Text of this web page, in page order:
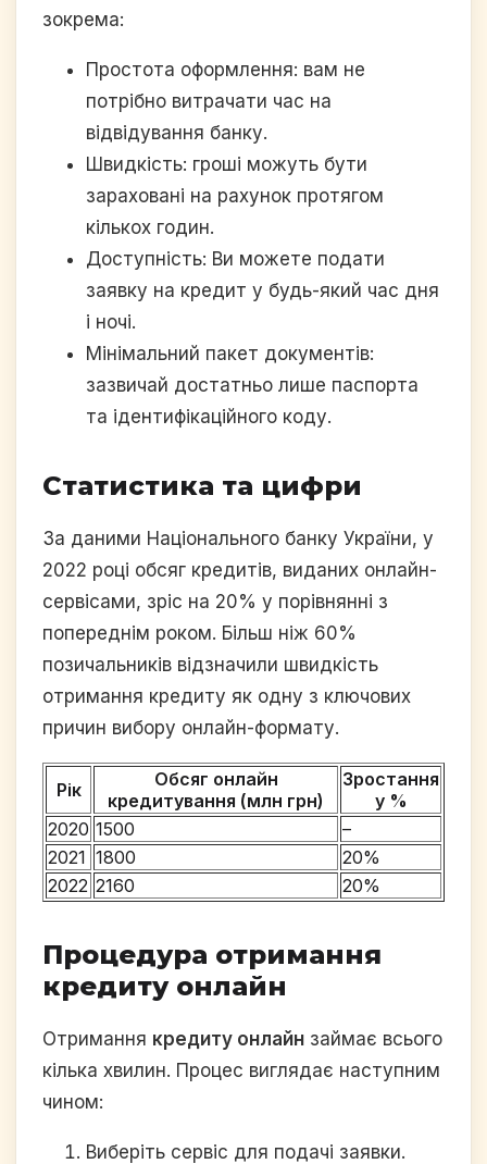
зокрема:
Простота оформлення: вам не
потрібно витрачати час на
відвідування банку.
Швидкість: гроші можуть бути
зараховані на рахунок протягом
кількох годин.
Доступність: Ви можете подати
заявку на кредит у будь-який час дня
і ночі.
Мінімальний пакет документів:
зазвичай достатньо лише паспорта
та ідентифікаційного коду.
Статистика та цифри
За даними Національного банку України, у
2022 році обсяг кредитів, виданих онлайн-
сервісами, зріс на 20% у порівнянні з
попереднім роком. Більш ніж 60%
позичальників відзначили швидкість
отримання кредиту як одну з ключових
причин вибору онлайн-формату.
Рік
Обсяг онлайн
кредитування (млн грн)
Зростання
у %
2020 1500
–
2021 1800
20%
2022 2160 20%
Процедура отримання
кредиту онлайн
Отримання кредиту онлайн займає всього
кілька хвилин. Процес виглядає наступним
чином:
Виберіть сервіс для подачі заявки.